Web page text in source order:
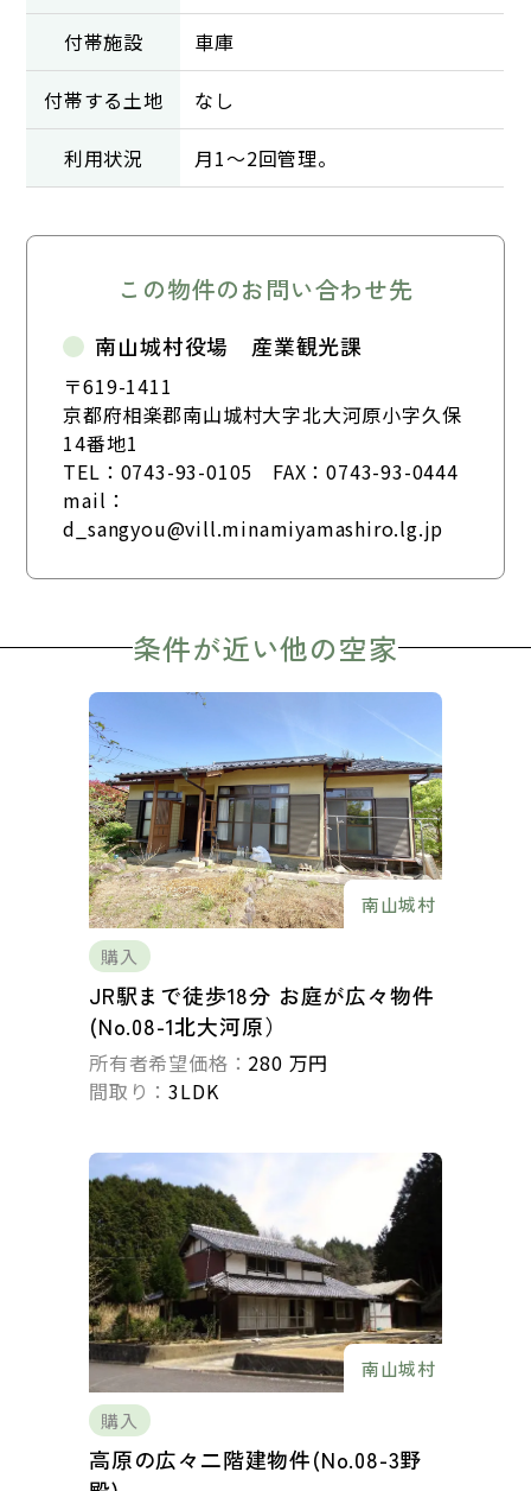
付帯施設 車庫
付帯する土地 なし
利用状況 月1〜2回管理。
この物件のお問い合わせ先
南山城村役場 産業観光課
〒619-1411
京都府相楽郡南山城村大字北大河原小字久保
14番地1
TEL： 0743-93-0105 FAX：0743-93-0444
mail：
d_sangyou@vill.minamiyamashiro.lg.jp
条件が近い他の空家
南山城村
購入
JR駅まで徒歩18分 お庭が広々物件
(No.08-1北大河原）
所有者希望価格： 280 万円
間取り：3LDK
南山城村
購入
高原の広々二階建物件(No.08-3野